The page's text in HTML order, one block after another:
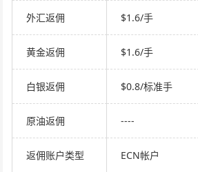
外汇返佣 $1.6/手
黄金返佣 $1.6/手
白银返佣 $0.8/标准手
原油返佣 ----
返佣账户类型 ECN帐户